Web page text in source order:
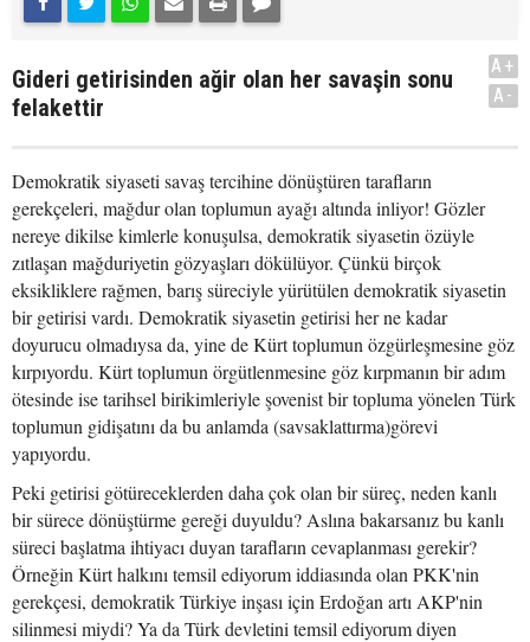
Gideri getirisinden ağir olan her savaşin sonu
felakettir
A+
A-
Demokratik siyaseti savaş tercihine dönüştüren tarafların
gerekçeleri, mağdur olan toplumun ayağı altında inliyor! Gözler
nereye dikilse kimlerle konuşulsa, demokratik siyasetin özüyle
zıtlaşan mağduriyetin gözyaşları dökülüyor. Çünkü birçok
eksikliklere rağmen, barış süreciyle yürütülen demokratik siyasetin
bir getirisi vardı. Demokratik siyasetin getirisi her ne kadar
doyurucu olmadıysa da, yine de Kürt toplumun özgürleşmesine göz
kırpıyordu. Kürt toplumun örgütlenmesine göz kırpmanın bir adım
ötesinde ise tarihsel birikimleriyle şovenist bir topluma yönelen Türk
toplumun gidişatını da bu anlamda (savsaklattırma)görevi
yapıyordu.
Peki getirisi götüreceklerden daha çok olan bir süreç, neden kanlı
bir sürece dönüştürme gereği duyuldu? Aslına bakarsanız bu kanlı
süreci başlatma ihtiyacı duyan tarafların cevaplanması gerekir?
Örneğin Kürt halkını temsil ediyorum iddiasında olan PKK'nin
gerekçesi, demokratik Türkiye inşası için Erdoğan artı AKP'nin
silinmesi miydi? Ya da Türk devletini temsil ediyorum diyen